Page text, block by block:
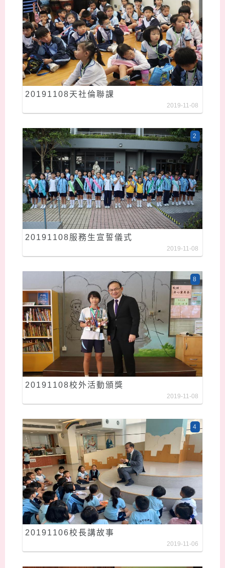
20191108天社倫聯課
2019-11-08
20191108服務生宣誓儀式
2
2019-11-08
20191108校外活動頒獎
8
2019-11-08
20191106校長講故事
4
2019-11-06